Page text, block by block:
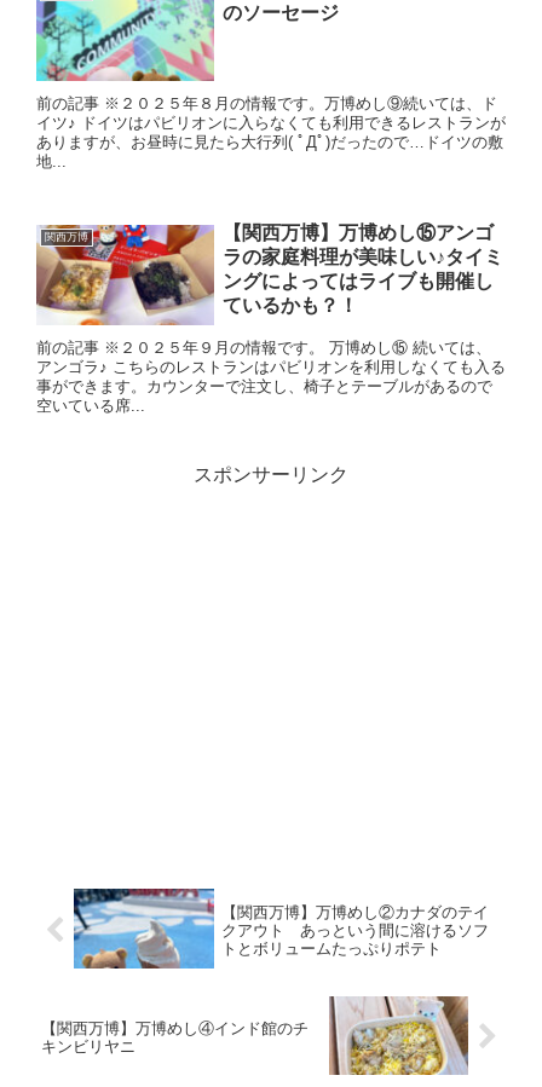
のソーセージ
前の記事 ※２０２５年８月の情報です。万博めし⑨続いては、ド
イツ♪ ドイツはパビリオンに入らなくても利用できるレストランが
ありますが、お昼時に見たら大行列( ﾟДﾟ)だったので…ドイツの敷
地...
関西万博
【関西万博】万博めし⑮アンゴ
ラの家庭料理が美味しい♪タイミ
ングによってはライブも開催し
ているかも？！
前の記事 ※２０２５年９月の情報です。 万博めし⑮ 続いては、
アンゴラ♪ こちらのレストランはパビリオンを利用しなくても入る
事ができます。カウンターで注文し、椅子とテーブルがあるので
空いている席...
スポンサーリンク
【関西万博】万博めし②カナダのテイ
クアウト あっという間に溶けるソフ
トとボリュームたっぷりポテト
【関西万博】万博めし④インド館のチ
キンビリヤニ